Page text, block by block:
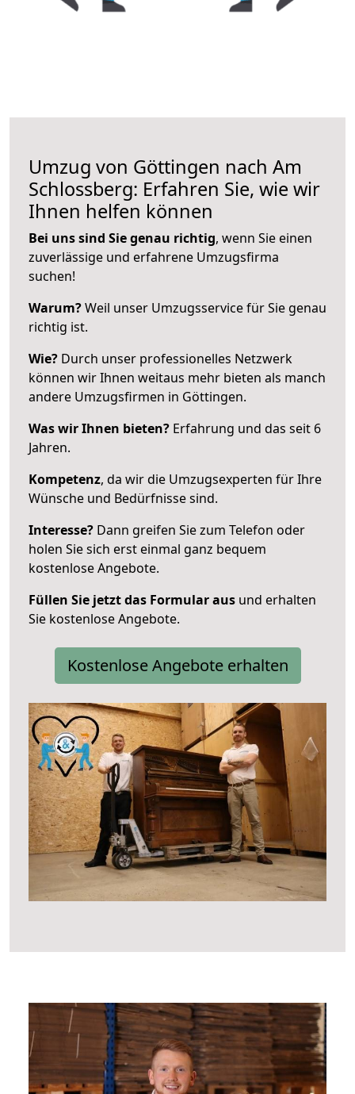
Umzug von Göttingen nach Am
Schlossberg: Erfahren Sie, wie wir
Ihnen helfen können
Bei uns sind Sie genau richtig, wenn Sie einen
zuverlässige und erfahrene Umzugsfirma
suchen!
Warum?Weil unser Umzugsservice für Sie genau
richtig ist.
Wie? Durch unser professionelles Netzwerk
können wir Ihnen weitaus mehr bieten als manch
andere Umzugsfirmen in Göttingen.
Was wir Ihnen bieten? Erfahrung und das seit 6
Jahren.
Kompetenz, da wir die Umzugsexperten für Ihre
Wünsche und Bedürfnisse sind.
Interesse? Dann greifen Sie zum Telefon oder
holen Sie sich erst einmal ganz bequem
kostenlose Angebote.
Füllen Sie jetzt das Formular aus und erhalten
Sie kostenlose Angebote.
Kostenlose Angebote erhalten